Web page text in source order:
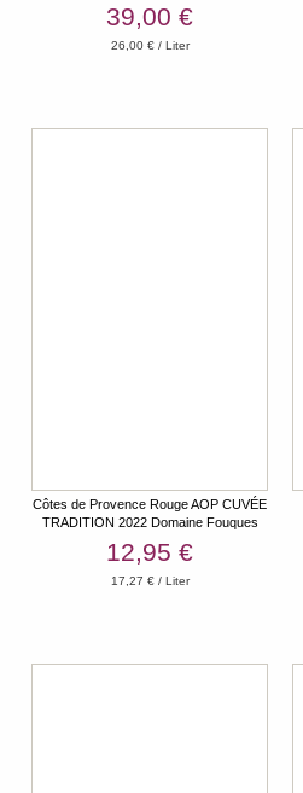
39,00 €
26,00 € / Liter
Côtes de Provence Rouge AOP CUVÉE
TRADITION 2022 Domaine Fouques
12,95 €
17,27 € / Liter